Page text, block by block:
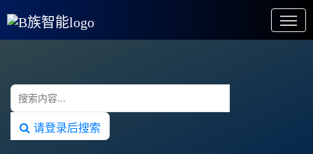
请登录后搜索